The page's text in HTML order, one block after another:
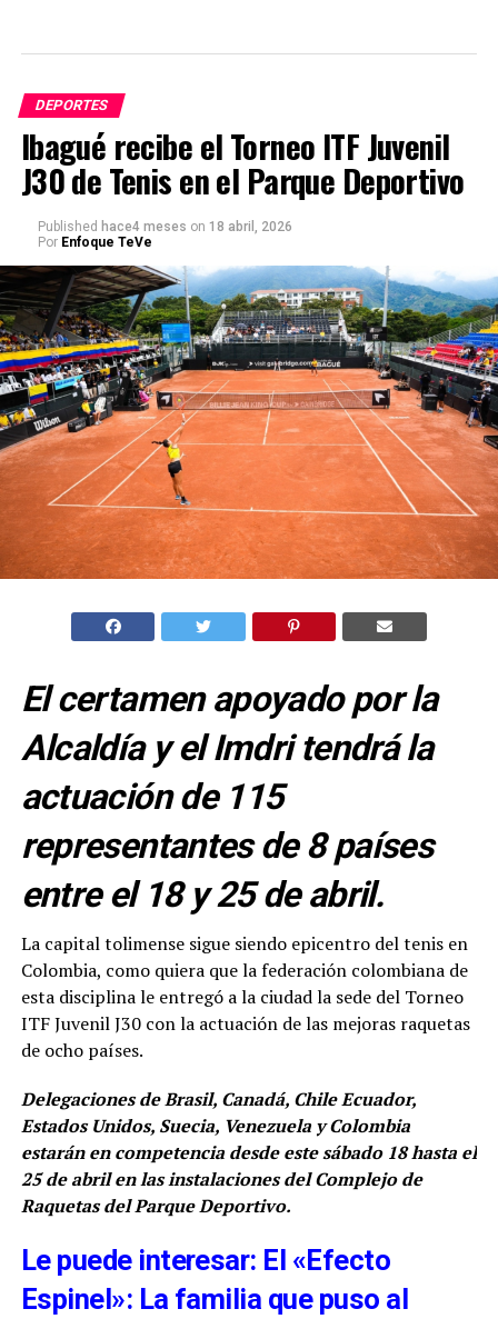
DEPORTES
Ibagué recibe el Torneo ITF Juvenil
J30 de Tenis en el Parque Deportivo
Published hace4 meses on 18 abril, 2026
Por Enfoque TeVe
El certamen apoyado por la
Alcaldía y el Imdri tendrá la
actuación de 115
representantes de 8 países
entre el 18 y 25 de abril.
La capital tolimense sigue siendo epicentro del tenis en
Colombia, como quiera que la federación colombiana de
esta disciplina le entregó a la ciudad la sede del Torneo
ITF Juvenil J30 con la actuación de las mejoras raquetas
de ocho países.
Delegaciones de Brasil, Canadá, Chile Ecuador,
Estados Unidos, Suecia, Venezuela y Colombia
estarán en competencia desde este sábado 18 hasta el
25 de abril en las instalaciones del Complejo de
Raquetas del Parque Deportivo.
Le puede interesar: El «Efecto
Espinel»: La familia que puso al